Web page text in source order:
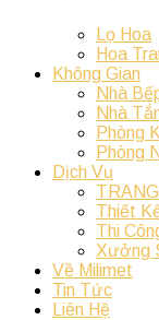
Lọ Hoa
Hoa
Không Gian
Nhà
Nhà
Phòng
Phòng
Dịch Vụ
Thiết
Thi
Xưởng
Về Milimet
Tin Tức
Liên Hệ